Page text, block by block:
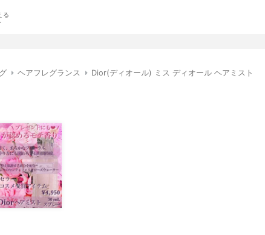
る
ヘアフレグランス Dior(ディオール) ミス ディオール ヘアミスト